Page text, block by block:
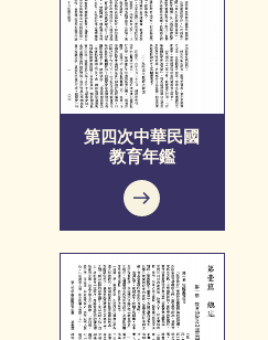
第四次中華民國
教育年鑑